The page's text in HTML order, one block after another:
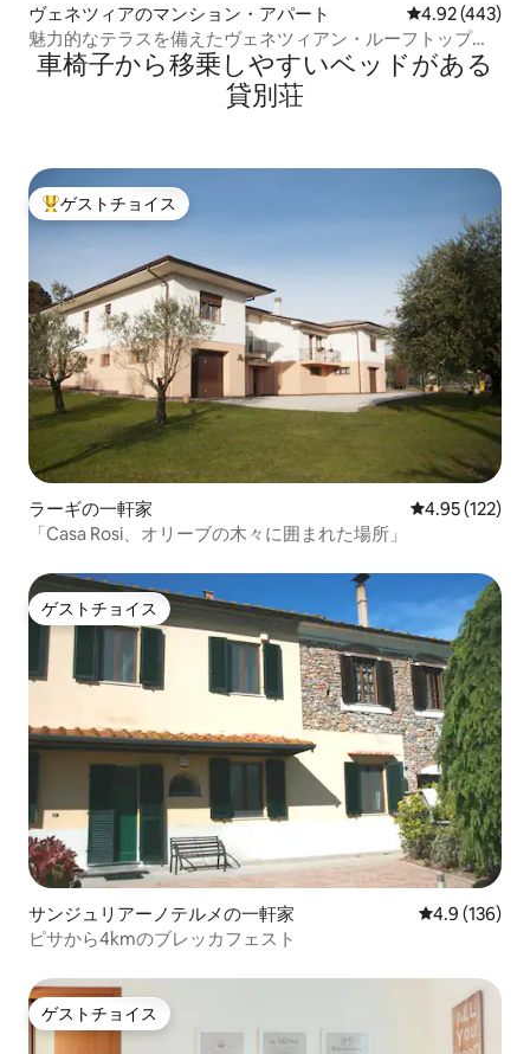
ヴェネツィアのマンション・アパート レビュー443
4.92 (443)
魅力的なテラスを備えたヴェネツィアン・ルーフトップの
宿泊先
車椅子から移乗しやすいベッドがある
貸別荘
大好評のゲストチョイスです。
ゲストチョイス
ラーギの一軒家 レビュー122
4.95 (122)
「Casa Rosi、オリーブの木々に囲まれた場所」
ゲストチョイス
ゲストチョイス
サンジュリアーノテルメの一軒家 レビュー136
4.9 (136)
ピサから4kmのブレッカフェスト
ゲストチョイス
ゲストチョイス